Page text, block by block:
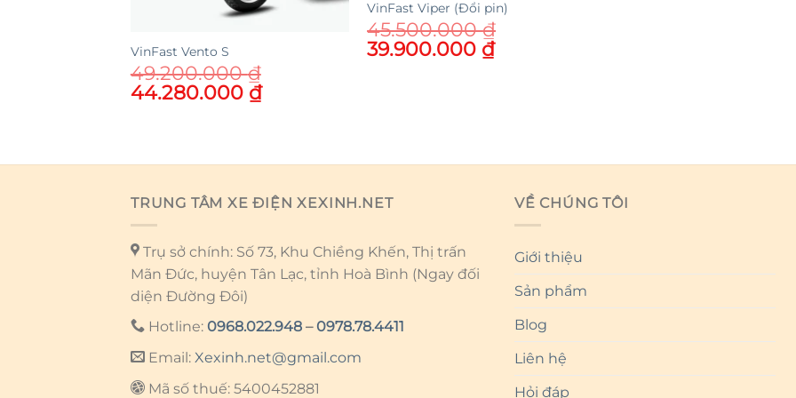
VinFast Vento S
49.200.000₫
Original
44.280.000 ₫Current
VinFast Viper (Đổi pin)
45.500.000₫
Original
39.900.000 ₫Current
TRUNG TÂM XE ĐIỆN XEXINH.NET
Trụ sở chính: Số 73, Khu Chiềng Khến, Thị trấn
Mãn Đức, huyện Tân Lạc, tỉnh Hoà Bình (Ngay đối
diện Đường Đôi)
Hotline: 0968.022.948 –0978.78.4411
Email: Xexinh.net@gmail.com
Mã số thuế: 5400452881
VỀ CHÚNG TÔI
Giới thiệu
Sản phẩm
Blog
Liên hệ
Hỏi đáp